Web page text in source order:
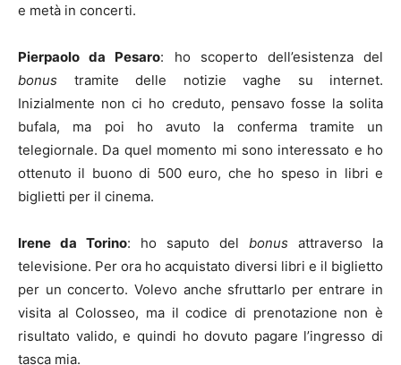
e metà in concerti.
Pierpaolo da Pesaro: ho scoperto dell’esistenza del
bonus tramite delle notizie vaghe su internet.
Inizialmente non ci ho creduto, pensavo fosse la solita
bufala, ma poi ho avuto la conferma tramite un
telegiornale. Da quel momento mi sono interessato e ho
ottenuto il buono di 500 euro, che ho speso in libri e
biglietti per il cinema.
Irene da Torino: ho saputo del bonus attraverso la
televisione. Per ora ho acquistato diversi libri e il biglietto
per un concerto. Volevo anche sfruttarlo per entrare in
visita al Colosseo, ma il codice di prenotazione non è
risultato valido, e quindi ho dovuto pagare l’ingresso di
tasca mia.